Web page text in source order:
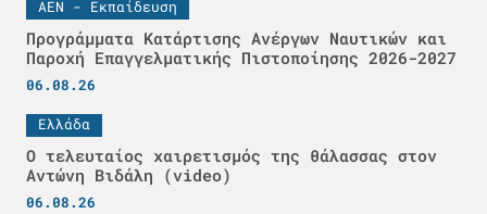
ΑΕΝ - Εκπαίδευση
Προγράμματα Κατάρτισης Ανέργων Ναυτικών και
Παροχή Επαγγελματικής Πιστοποίησης 2026-2027
06.08.26
Ελλάδα
Ο τελευταίος χαιρετισμός της θάλασσας στον
Αντώνη Βιδάλη (video)
06.08.26